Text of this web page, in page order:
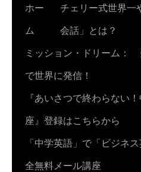
キ
ホー
ム
チェリー式世界一
会話」とは？
ミッション・ドリーム：
で世界に発信！
『あいさつで終わらない
座』登録はこちらから
「中学英語」で「ビジネ
全無料メール講座